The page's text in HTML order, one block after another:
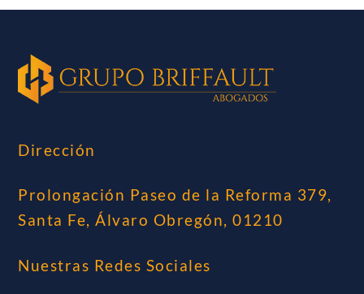
Dirección
Prolongación Paseo de la Reforma 379,
Santa Fe, Álvaro Obregón, 01210
Nuestras Redes Sociales